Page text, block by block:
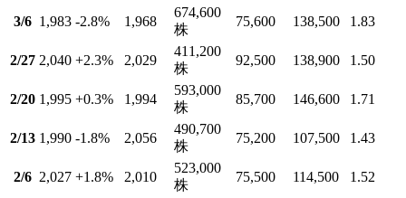
3/6 1,983 -2.8% 1,968
674,600
株
75,600 138,500 1.83
2/27 2,040 +2.3% 2,029
411,200
株
92,500 138,900 1.50
2/20 1,995 +0.3% 1,994
593,000
株
85,700 146,600 1.71
2/13 1,990 -1.8% 2,056
490,700
株
75,200 107,500 1.43
2/6 2,027 +1.8% 2,010
523,000
株
75,500 114,500 1.52